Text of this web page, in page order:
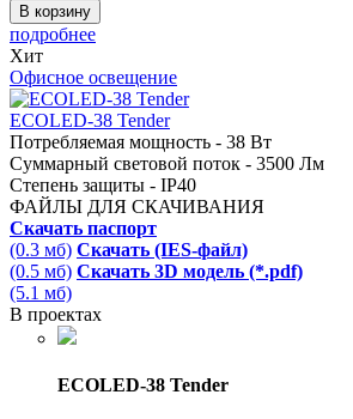
В корзину
подробнее
Хит
Офисное освещение
ECOLED-38 Tender
Потребляемая мощность - 38 Вт
Суммарный световой поток - 3500 Лм
Степень защиты - IP40
ФАЙЛЫ ДЛЯ СКАЧИВАНИЯ
Скачать паспорт
(0.3 мб) Скачать (IES-файл)
(0.5 мб) Скачать 3D модель (*.pdf)
(5.1 мб)
В проектах
ECOLED-38 Tender